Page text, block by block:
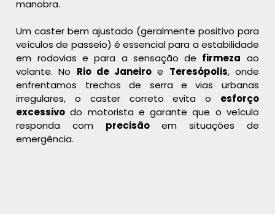
manobra.
Um caster bem ajustado (geralmente positivo para
veículos de passeio) é essencial para a estabilidade
em rodovias e para a sensação de firmeza ao
volante. No Rio de Janeiro e Teresópolis, onde
enfrentamos trechos de serra e vias urbanas
irregulares, o caster correto evita o esforço
excessivo do motorista e garante que o veículo
responda com precisãoem situações de
emergência.